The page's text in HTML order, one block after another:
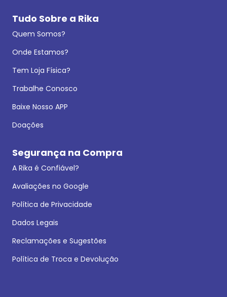
Tudo Sobre a Rika
Quem Somos?
Onde Estamos?
Tem Loja Física?
Trabalhe Conosco
Baixe Nosso APP
Doações
Segurança na Compra
A Rika é Confiável?
Avaliações no Google
Política de Privacidade
Dados Legais
Reclamações e Sugestões
Política de Troca e Devolução